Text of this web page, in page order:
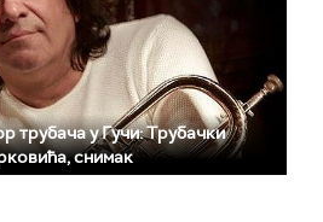
трубача у Гучи: Трубачки
снимак